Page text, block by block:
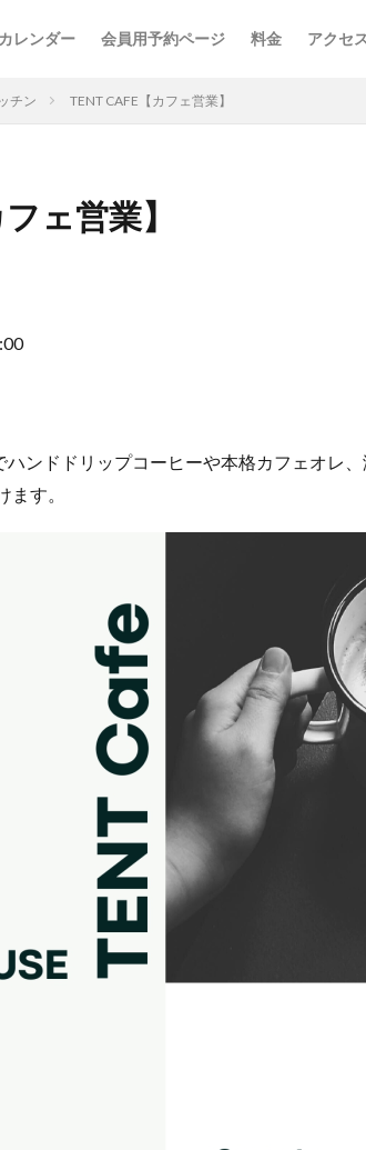
レンダー 会員用予約ページ 料金 アクセ
チン TENT CAFE【カフェ営業】
ェ営業】
ンドドリップコーヒーや本格カフェオレ
す。